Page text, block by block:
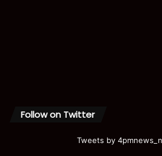
Follow on Twitter
Tweets by